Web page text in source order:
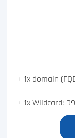
+ 1x domain
+ 1x Wildcard: